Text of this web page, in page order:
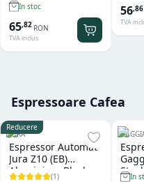
In stoc
65,82 RON
TVA inclus
56,86
TVA
Espressoare Cafea
Reducere
JURA
Espressor Automat
Jura Z10 (EB)
Aluminium Black
(1)
Steel
In